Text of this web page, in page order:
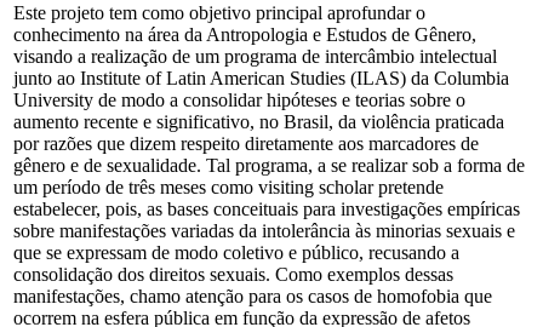
Este projeto tem como objetivo principal aprofundar o
conhecimento na área da Antropologia e Estudos de Gênero,
visando a realização de um programa de intercâmbio intelectual
junto ao Institute of Latin American Studies (ILAS) da Columbia
University de modo a consolidar hipóteses e teorias sobre o
aumento recente e significativo, no Brasil, da violência praticada
por razões que dizem respeito diretamente aos marcadores de
gênero e de sexualidade. Tal programa, a se realizar sob a forma de
um período de três meses como visiting scholar pretende
estabelecer, pois, as bases conceituais para investigações empíricas
sobre manifestações variadas da intolerância às minorias sexuais e
que se expressam de modo coletivo e público, recusando a
consolidação dos direitos sexuais. Como exemplos dessas
manifestações, chamo atenção para os casos de homofobia que
ocorrem na esfera pública em função da expressão de afetos